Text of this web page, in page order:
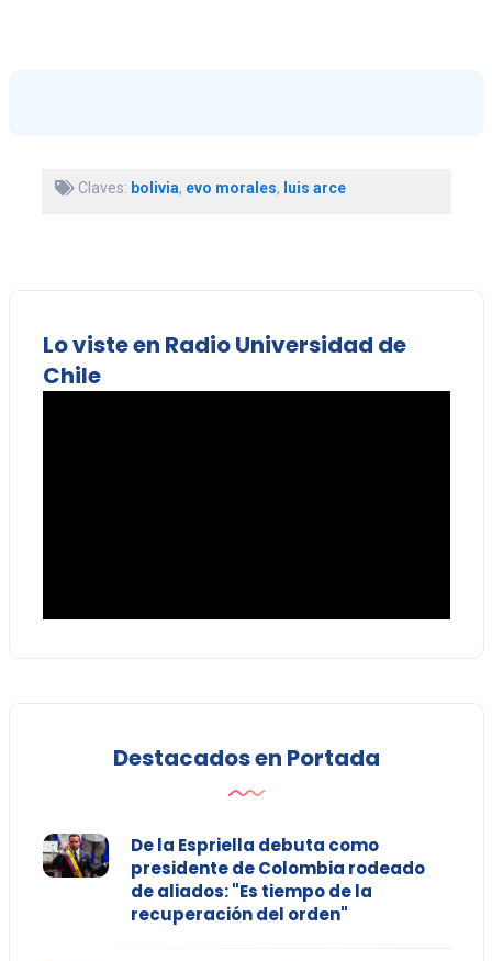
Claves: bolivia, evo morales, luis arce
Lo viste en Radio Universidad de
Chile
Destacados en Portada
De la Espriella debuta como
presidente de Colombia rodeado
de aliados: "Es tiempo de la
recuperación del orden"